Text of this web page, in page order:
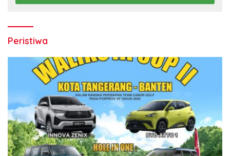
Peristiwa